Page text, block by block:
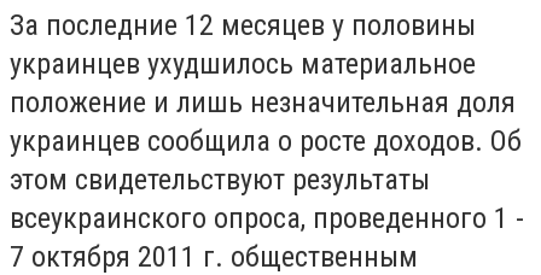
За последние 12 месяцев у половины
украинцев ухудшилось материальное
положение и лишь незначительная доля
украинцев сообщила о росте доходов. Об
этом свидетельствуют результаты
всеукраинского опроса, проведенного 1 -
7 октября 2011 г. общественным